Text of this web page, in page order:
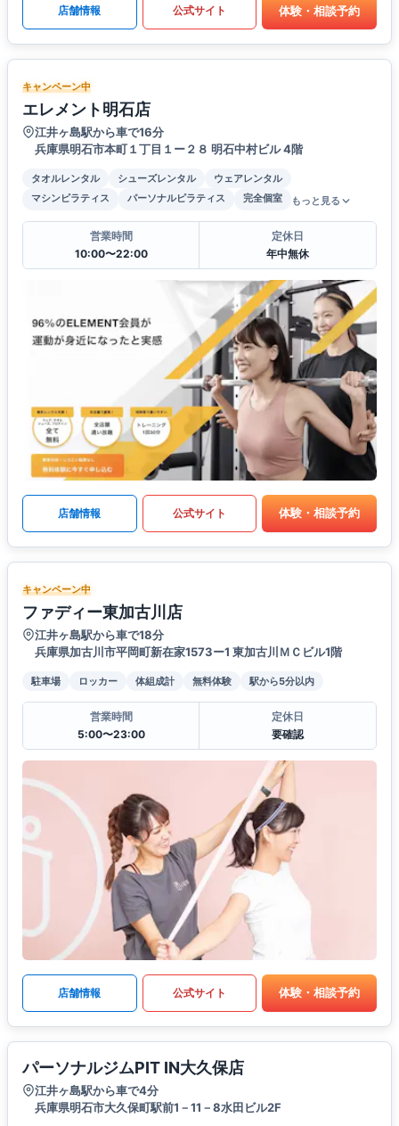
店舗情報 公式サイト 体験・相談予約
キャンペーン中
エレメント明石店
江井ヶ島駅から車で16分
兵庫県明石市本町１丁目１ー２８ 明石中村ビル 4階
タオルレンタル シューズレンタル
ウェアレンタル
マシンピラティス
パーソナルピラティス 完全個室 もっと見る
営業時間
10:00〜22:00
定休日
年中無休
店舗情報 公式サイト 体験・相談予約
キャンペーン中
ファディー東加古川店
江井ヶ島駅から車で18分
兵庫県加古川市平岡町新在家1573ー1 東加古川ＭＣビル1階
駐車場 ロッカー 体組成計 無料体験 駅から5分以内
営業時間
5:00〜23:00
定休日
要確認
店舗情報 公式サイト 体験・相談予約
パーソナルジムPIT IN大久保店
江井ヶ島駅から車で4分
兵庫県明石市大久保町駅前1－11－8水田ビル2F